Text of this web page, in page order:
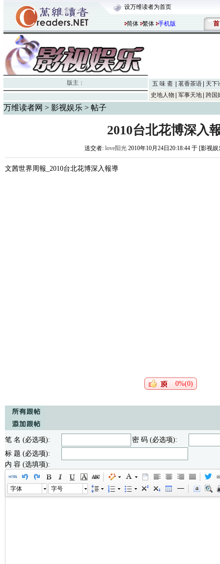
设万维读者为首页
简体 繁体 手机版 首
版主： 五 味 斋 茗香茶语
天下
史地人物
军事天地 跨国
万维读者网 > 影视娱乐 > 帖子
2010台北花博深入
送交者: love阳光2010年10月24日20:18:44 于 [影视
文茜世界周報_2010台北花博深入報導
0%(0)
笔 名 (必选项):
密 码 (必选项):
标 题 (必选项):
内 容 (选填项):
字体 字号